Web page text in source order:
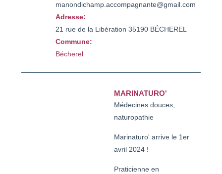
manondichamp.accompagnante@gmail.com
Adresse:
21 rue de la Libération 35190 BÉCHEREL
Commune:
Bécherel
MARINATURO'
Médecines douces,
naturopathie
Marinaturo' arrive le 1er
avril 2024 !
Praticienne en